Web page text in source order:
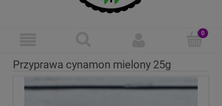
Przyprawa cynamon mielony 25g